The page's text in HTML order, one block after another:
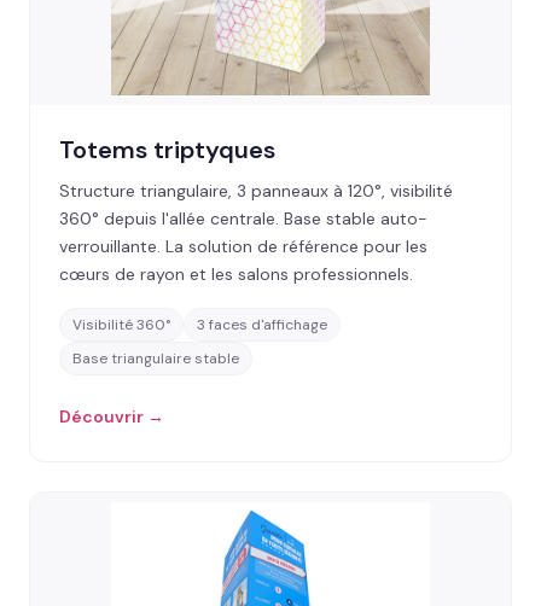
Totems triptyques
Structure triangulaire, 3 panneaux à 120°, visibilité
360° depuis l'allée centrale. Base stable auto-
verrouillante. La solution de référence pour les
cœurs de rayon et les salons professionnels.
Visibilité 360°
3 faces d'affichage
Base triangulaire stable
Découvrir →